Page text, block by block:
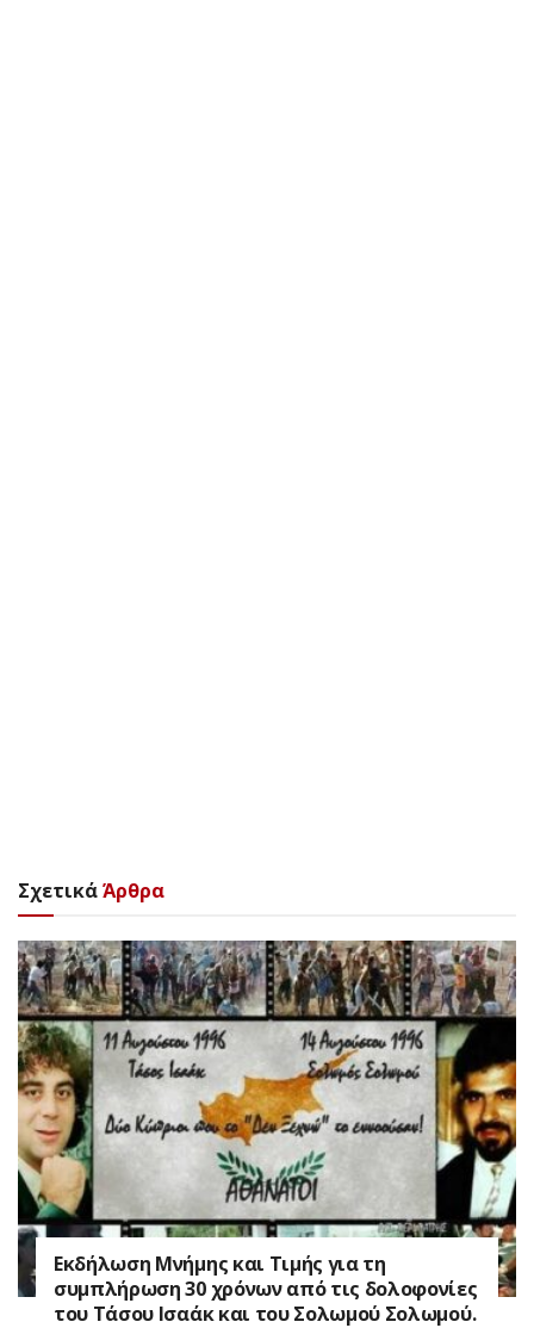
ΣχετικάΆρθρα
Εκδήλωση Μνήμης και Τιμής για τη
συμπλήρωση 30 χρόνων από τις δολοφονίες
του Τάσου Ισαάκ και του Σολωμού Σολωμού.